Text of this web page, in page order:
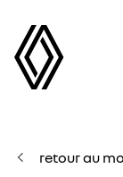
retour au